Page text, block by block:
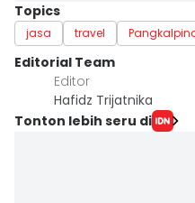
Topics
jasa travel
Editorial Team
Editor
Hafidz Trijatnika
Tonton lebih seru di